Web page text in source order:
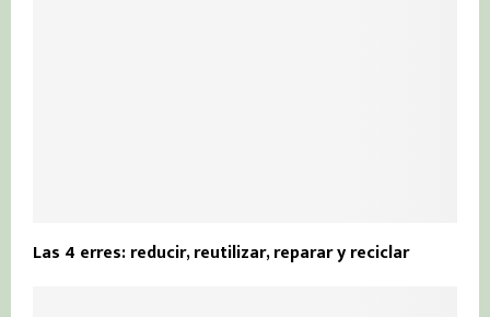
Las 4 erres: reducir, reutilizar, reparar y reciclar